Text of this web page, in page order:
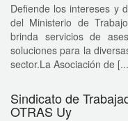
Defiende los intereses y
del Ministerio de
brinda servicios de
soluciones para la
sector.La Asociación de
Sindicato de
OTRAS Uy